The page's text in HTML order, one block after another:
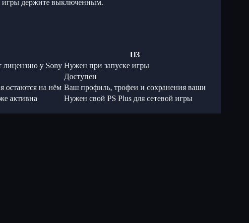
игры держите выключенным.
П3
лицензию у Sony Нужен при запуске игры
Доступен
остаются на нём Ваш профиль, трофеи и сохранения ваши
активна
Нужен свой PS Plus для сетевой игры